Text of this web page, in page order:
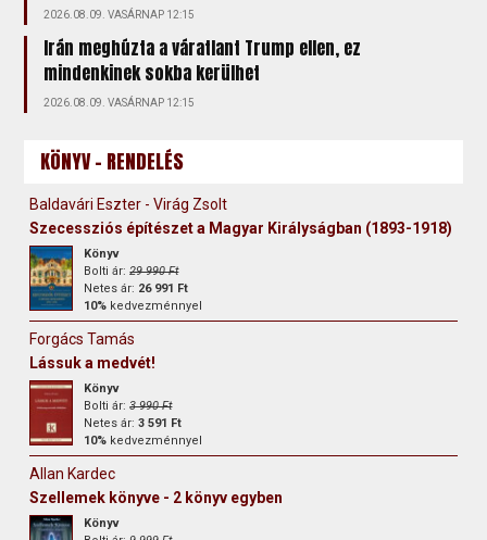
2026.08.09. VASÁRNAP 12:15
Irán meghúzta a váratlant Trump ellen, ez
mindenkinek sokba kerülhet
2026.08.09. VASÁRNAP 12:15
KÖNYV - RENDELÉS
Baldavári Eszter - Virág Zsolt
Szecessziós építészet a Magyar Királyságban (1893-1918)
Könyv
Bolti ár:29 990 Ft
Netes ár: 26 991 Ft
10% kedvezménnyel
Forgács Tamás
Lássuk a medvét!
Könyv
Bolti ár:3 990 Ft
Netes ár:3 591 Ft
10% kedvezménnyel
Allan Kardec
Szellemek könyve - 2 könyv egyben
Könyv